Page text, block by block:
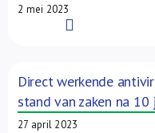
2 mei 2023
Direct werkende
stand van zaken na 10
27 april 2023